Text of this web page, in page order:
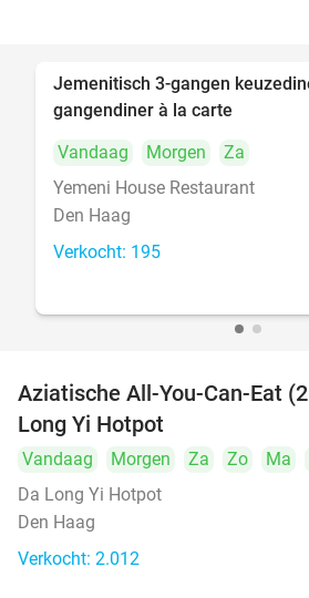
Jemenitisch 3-gangen
gangendiner à la carte
Vandaag
Morgen
Za
Yemeni House Restaurant
Den Haag
Verkocht: 195
Aziatische All-You-Can-Eat
Long Yi Hotpot
Vandaag Morgen Za Zo Ma
Da Long Yi Hotpot
Den Haag
Verkocht: 2.012